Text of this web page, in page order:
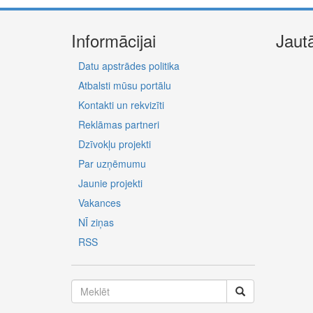
Informācijai
Datu apstrādes politika
Atbalsti mūsu portālu
Kontakti un rekvizīti
Reklāmas partneri
Dzīvokļu projekti
Par uzņēmumu
Jaunie projekti
Vakances
NĪ ziņas
RSS